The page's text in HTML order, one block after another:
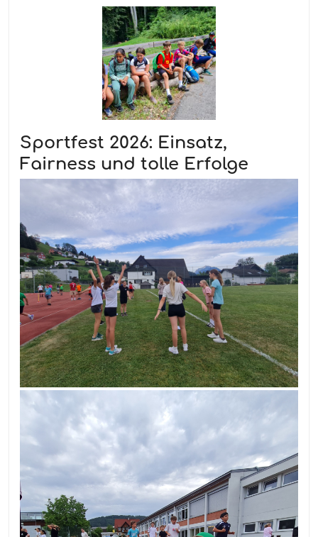
Sportfest 2026: Einsatz,
Fairness und tolle Erfolge